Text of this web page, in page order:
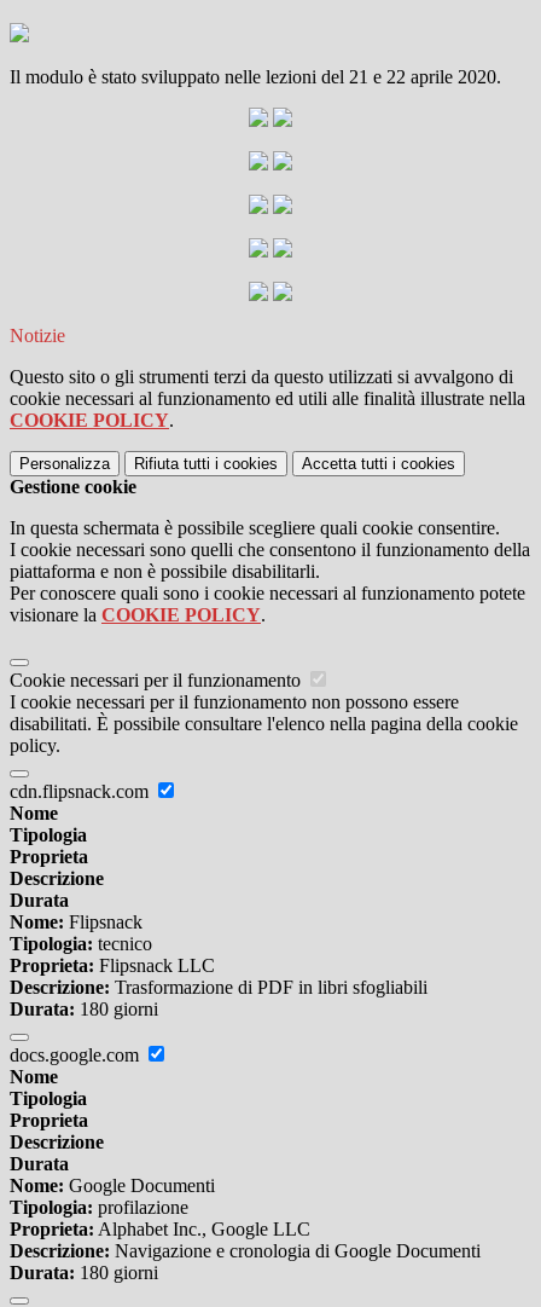
Il modulo è stato sviluppato nelle lezioni del 21 e 22 aprile 2020.
Notizie
Questo sito o gli strumenti terzi da questo utilizzati si avvalgono di
cookie necessari al funzionamento ed utili alle finalità illustrate nella
COOKIE POLICY.
Personalizza Rifiuta tutti i cookies Accetta tutti i cookies
Gestione cookie
In questa schermata è possibile scegliere quali cookie consentire.
I cookie necessari sono quelli che consentono il funzionamento della
piattaforma e non è possibile disabilitarli.
Per conoscere quali sono i cookie necessari al funzionamento potete
visionare la COOKIE POLICY.
Cookie necessari per il funzionamento
I cookie necessari per il funzionamento non possono essere
disabilitati. È possibile consultare l'elenco nella pagina della cookie
policy.
cdn.flipsnack.com
Nome
Tipologia
Proprieta
Descrizione
Durata
Nome: Flipsnack
Tipologia: tecnico
Proprieta: Flipsnack LLC
Descrizione: Trasformazione di PDF in libri sfogliabili
Durata: 180 giorni
docs.google.com
Nome
Tipologia
Proprieta
Descrizione
Durata
Nome: Google Documenti
Tipologia: profilazione
Proprieta: Alphabet Inc., Google LLC
Descrizione: Navigazione e cronologia di Google Documenti
Durata: 180 giorni